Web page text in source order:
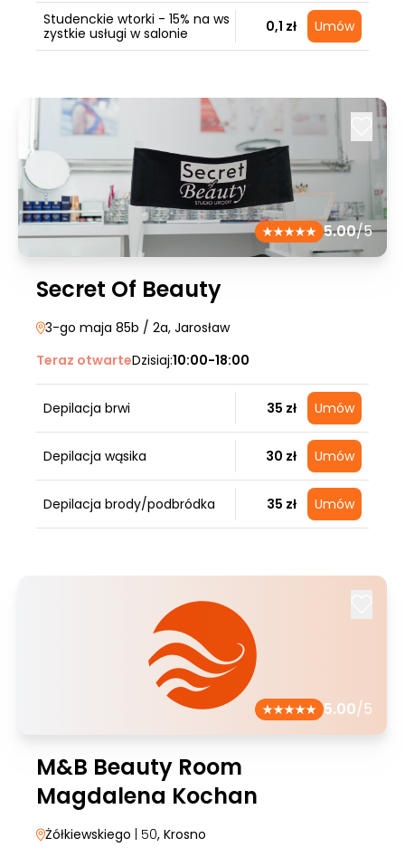
Studenckie wtorki - 15% na ws
zystkie usługi w salonie
0,1 zł Umów
5.00/5
Secret Of Beauty
3-go maja 85b / 2a, Jarosław
Teraz otwarteDzisiaj:10:00-18:00
Depilacja brwi 35 zł Umów
Depilacja wąsika 30 zł Umów
Depilacja brody/podbródka 35 zł Umów
5.00/5
M&B Beauty Room
Magdalena Kochan
Żółkiewskiego | 50, Krosno